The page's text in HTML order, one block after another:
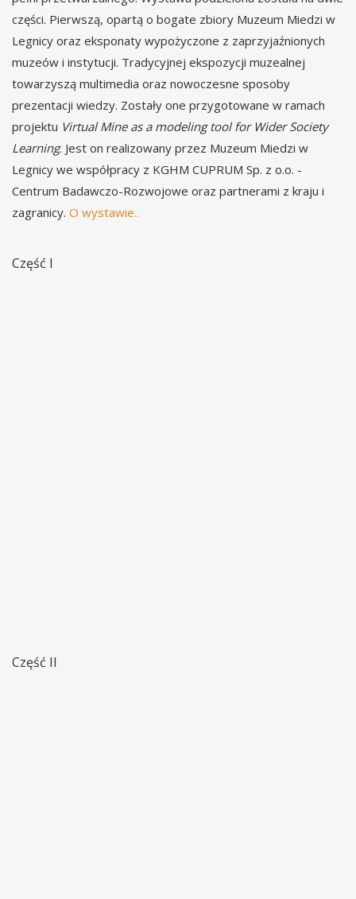
części. Pierwszą, opartą o bogate zbiory Muzeum Miedzi w
Legnicy oraz eksponaty wypożyczone z zaprzyjaźnionych
muzeów i instytucji. Tradycyjnej ekspozycji muzealnej
towarzyszą multimedia oraz nowoczesne sposoby
prezentacji wiedzy. Zostały one przygotowane w ramach
projektu Virtual Mine as a modeling tool for Wider Society
Learning. Jest on realizowany przez Muzeum Miedzi w
Legnicy we współpracy z KGHM CUPRUM Sp. z o.o. -
Centrum Badawczo-Rozwojowe oraz partnerami z kraju i
zagranicy. O wystawie..
Część I
Część II